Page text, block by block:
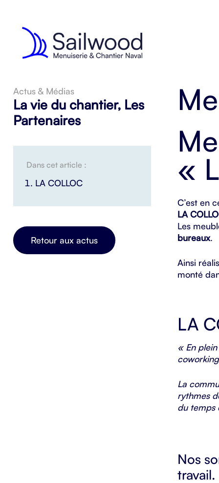
Actus & Médias
La vie du chantier, Les
Partenaires
Dans cet article :
LA COLLOC
Retour aux actus
«
C’est en
LA
Les
bureaux.
Ainsi
monté
LA
« En
La
rythmes
du temps
Nos
travail.